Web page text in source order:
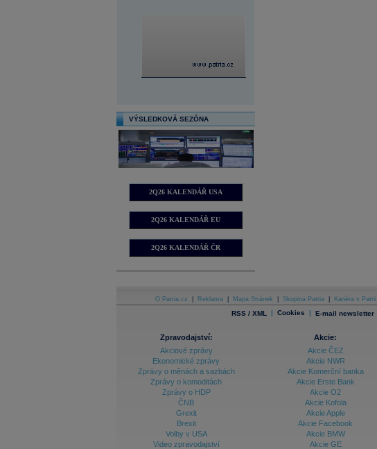
VÝSLEDKOVÁ SEZÓNA
2Q26 KALENDÁŘ USA
2Q26 KALENDÁŘ EU
2Q26 KALENDÁŘ ČR
O Patria.cz Reklama Mapa Stránek Skupina Patria Kariéra v Patrii
RSS / XML | Cookies | E-mail newsletter
Zpravodajství:
Akciové zprávy
Ekonomické zprávy
Zprávy o měnách a sazbách
Zprávy o komoditách
Zprávy o HDP
ČNB
Grexit
Brexit
Volby v USA
Video zpravodajství
Akcie:
Akcie ČEZ
Akcie NWR
Akcie Komerční banka
Akcie Erste Bank
Akcie O2
Akcie Kofola
Akcie Apple
Akcie Facebook
Akcie BMW
Akcie GE